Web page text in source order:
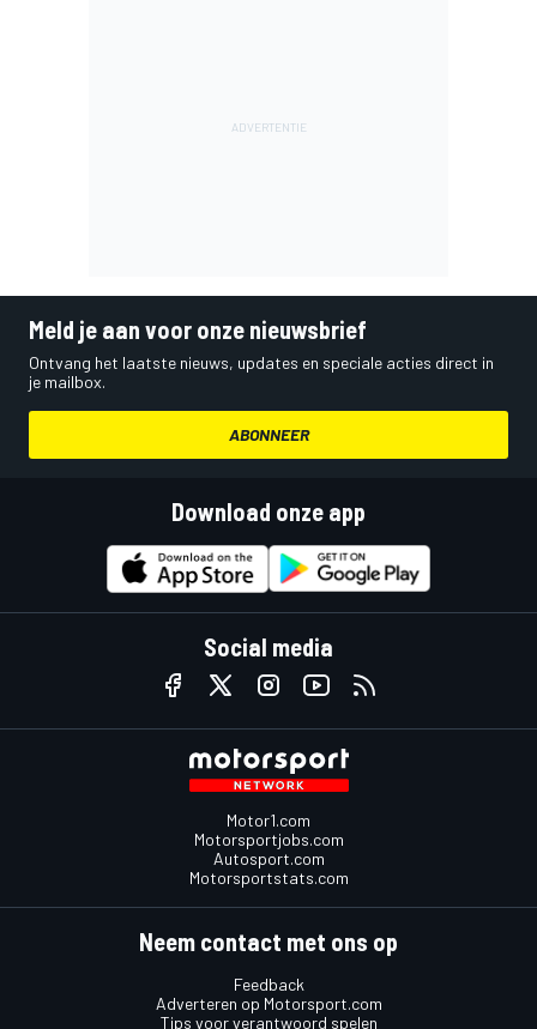
Meld je aan voor onze nieuwsbrief
Ontvang het laatste nieuws, updates en speciale acties direct in
je mailbox.
ABONNEER
Download onze app
Social media
Motor1.com
Motorsportjobs.com
Autosport.com
Motorsportstats.com
Neem contact met ons op
Feedback
Adverteren op Motorsport.com
Tips voor verantwoord spelen